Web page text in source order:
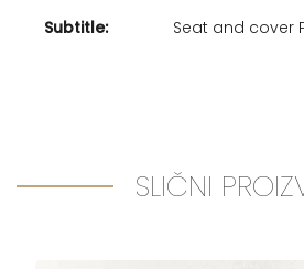
Subtitle: Seat and cover
SLIČNI